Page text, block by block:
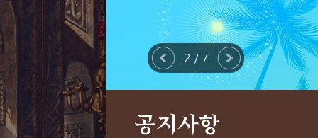
3 / 7
공지사항